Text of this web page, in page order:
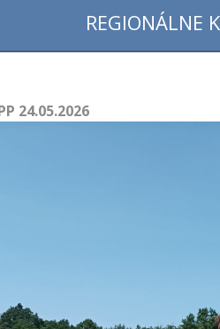
REGIONÁLNE
24.05.2026